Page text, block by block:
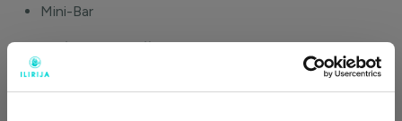
Mini-Bar
Wohnzimmer enthält:
Sofa (Bettmaße: 80*200)